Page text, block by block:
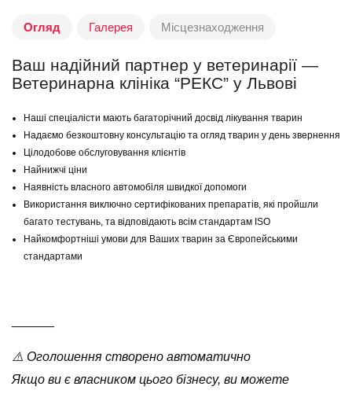
Огляд Галерея Місцезнаходження
Ваш надійний партнер у ветеринарії —
Ветеринарна клініка “РЕКС” у Львові
Наші спеціалісти мають багаторічний досвід лікування тварин
Надаємо безкоштовну консультацію та огляд тварин у день звернення
Цілодобове обслуговування клієнтів
Найнижчі ціни
Наявність власного автомобіля швидкої допомоги
Використання виключно сертифікованих препаратів, які пройшли
багато тестувань, та відповідають всім стандартам ISO
Найкомфортніші умови для Ваших тварин за Європейськими
стандартами
⚠️ Оголошення створено автоматично
Якщо ви є власником цього бізнесу, ви можете